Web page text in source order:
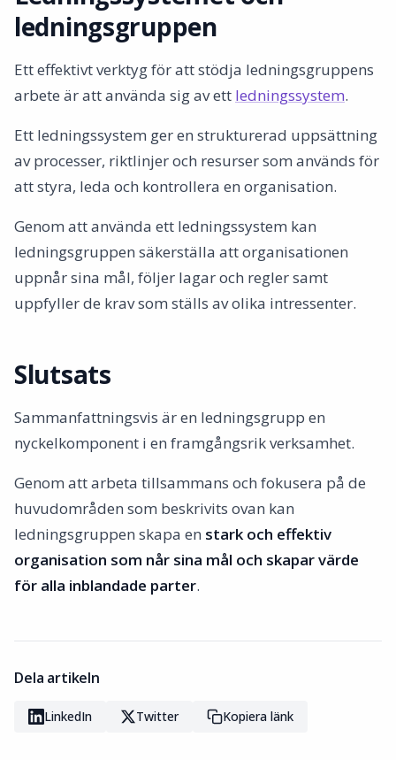
ledningsgruppen
Ett effektivt verktyg för att stödja ledningsgruppens
arbete är att använda sig av ett ledningssystem.
Ett ledningssystem ger en strukturerad uppsättning
av processer, riktlinjer och resurser som används för
att styra, leda och kontrollera en organisation.
Genom att använda ett ledningssystem kan
ledningsgruppen säkerställa att organisationen
uppnår sina mål, följer lagar och regler samt
uppfyller de krav som ställs av olika intressenter.
Slutsats
Sammanfattningsvis är en ledningsgrupp en
nyckelkomponent i en framgångsrik verksamhet.
Genom att arbeta tillsammans och fokusera på de
huvudområden som beskrivits ovan kan
ledningsgruppen skapa en stark och effektiv
organisation som når sina mål och skapar värde
för alla inblandade parter.
Dela artikeln
LinkedIn Twitter Kopiera länk